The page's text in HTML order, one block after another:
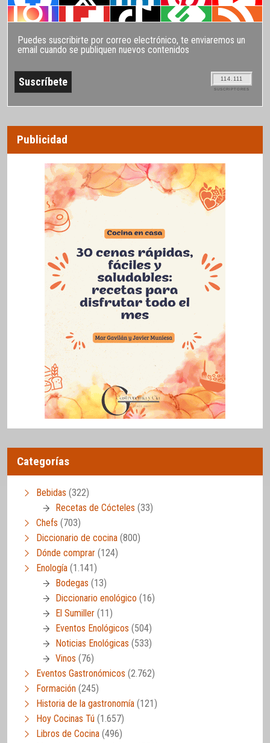
Puedes suscribirte por correo electrónico, te enviaremos un
email cuando se publiquen nuevos contenidos
114.111
SUSCRIPTORES
Publicidad
Categorías
Bebidas (322)
Recetas de Cócteles (33)
Chefs (703)
Diccionario de cocina (800)
Dónde comprar (124)
Enología (1.141)
Bodegas (13)
Diccionario enológico (16)
El Sumiller (11)
Eventos Enológicos (504)
Noticias Enológicas (533)
Vinos (76)
Eventos Gastronómicos (2.762)
Formación (245)
Historia de la gastronomía (121)
Hoy Cocinas Tú (1.657)
Libros de Cocina (496)